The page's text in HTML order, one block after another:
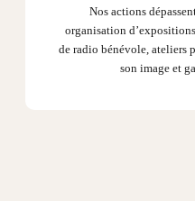
Nos actions
organisation
de radio bénévole, ateliers
son image et